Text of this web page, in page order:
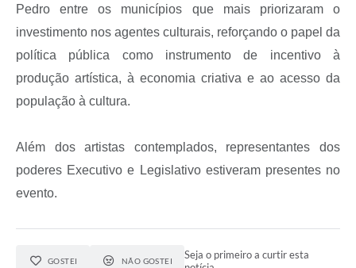
Pedro entre os municípios que mais priorizaram o
investimento nos agentes culturais, reforçando o papel da
política pública como instrumento de incentivo à
produção artística, à economia criativa e ao acesso da
população à cultura.
Além dos artistas contemplados, representantes dos
poderes Executivo e Legislativo estiveram presentes no
evento.
GOSTEI NÃO GOSTEI
Seja o primeiro a curtir esta